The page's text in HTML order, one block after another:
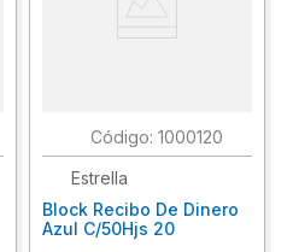
: 1000120
Estrella
Block Recibo De Dinero
Azul C/50Hjs 20